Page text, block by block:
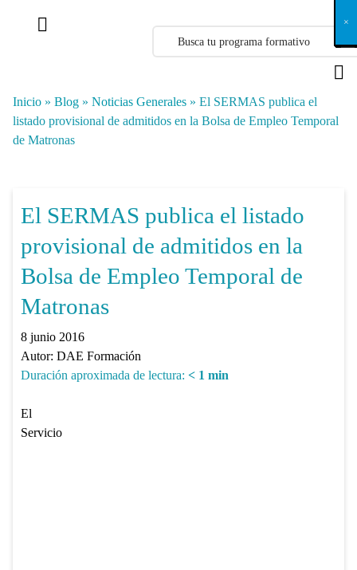
Inicio » Blog » Noticias Generales » El SERMAS publica el
listado provisional de admitidos en la Bolsa de Empleo Temporal
de Matronas
El SERMAS publica el listado
provisional de admitidos en la
Bolsa de Empleo Temporal de
Matronas
8 junio 2016
Autor: DAE Formación
Duración aproximada de lectura: < 1 min
El
Servicio
X
×
×
×
×
×
×
×
×
×
×
×
×
×
×
×
×
×
×
×
×
×
×
×
×
×
×
×
×
×
×
×
×
×
×
×
×
×
×
×
×
×
×
×
×
×
×
×
×
×
×
×
×
×
×
×
×
×
×
×
×
×
×
×
×
×
×
×
×
×
×
×
×
×
×
×
×
×
×
×
×
×
×
×
×
×
×
×
×
×
×
×
×
×
×
×
×
×
×
×
×
×
×
×
×
×
×
×
×
×
×
×
×
×
×
×
×
×
×
×
×
×
×
×
×
×
×
×
×
×
×
×
×
×
×
×
×
×
×
×
×
×
×
×
×
×
×
×
×
×
×
×
×
×
×
×
×
×
×
×
×
×
×
×
×
×
×
×
×
×
×
×
×
×
×
×
×
×
×
×
×
×
×
×
×
×
×
×
×
×
×
×
×
×
×
×
×
×
×
×
×
×
×
×
×
×
×
×
×
×
×
×
×
×
×
×
×